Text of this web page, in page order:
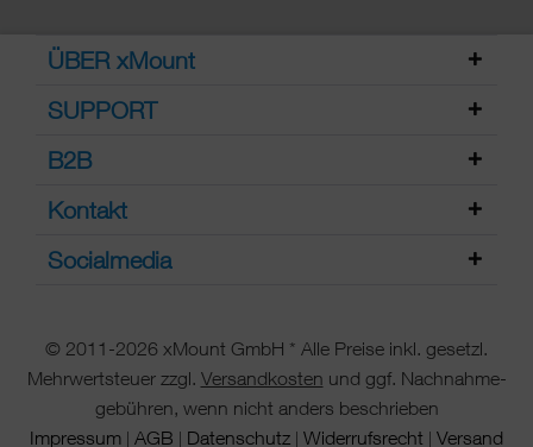
ÜBER xMount
SUPPORT
B2B
Kontakt
Socialmedia
© 2011-2026 xMount GmbH * Alle Preise inkl. gesetzl.
Mehrwertsteuer zzgl. Versandkosten und ggf. Nachnahme-
gebühren, wenn nicht anders beschrieben
Impressum | AGB | Datenschutz | Widerrufsrecht | Versand